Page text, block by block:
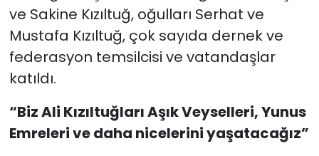
ve Sakine Kızıltuğ, oğulları Serhat ve
Mustafa Kızıltuğ, çok sayıda dernek ve
federasyon temsilcisi ve vatandaşlar
katıldı.
“Biz Ali Kızıltuğları Aşık Veyselleri, Yunus
Emreleri ve daha nicelerini yaşatacağız”